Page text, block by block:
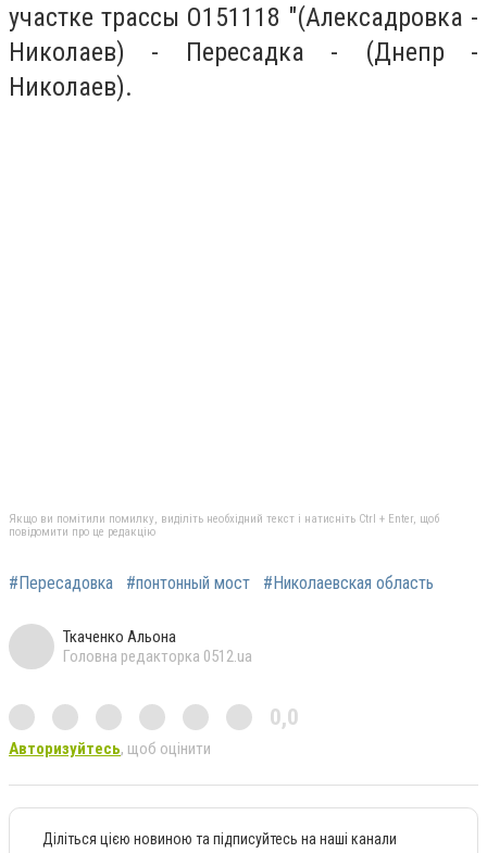
участке трассы О151118 "(Алексадровка -
Николаев) - Пересадка - (Днепр -
Николаев).
Якщо ви помітили помилку, виділіть необхідний текст і натисніть Ctrl + Enter, щоб
повідомити про це редакцію
#Пересадовка #понтонный мост #Николаевская область
Ткаченко Альона
Головна редакторка 0512.ua
0,0
Авторизуйтесь, щоб оцінити
Діліться цією новиною та підписуйтесь на наші канали